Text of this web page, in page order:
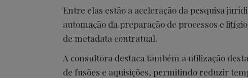
Entre elas estão a aceleração da pesquisa
automação da preparação de processos e
de metadata contratual.
A consultora destaca também a utilização
de fusões e aquisições, permitindo reduzir